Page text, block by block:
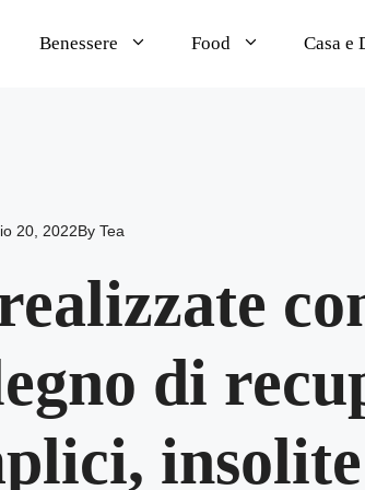
Benessere Food Casa e
20, 2022By Tea
di